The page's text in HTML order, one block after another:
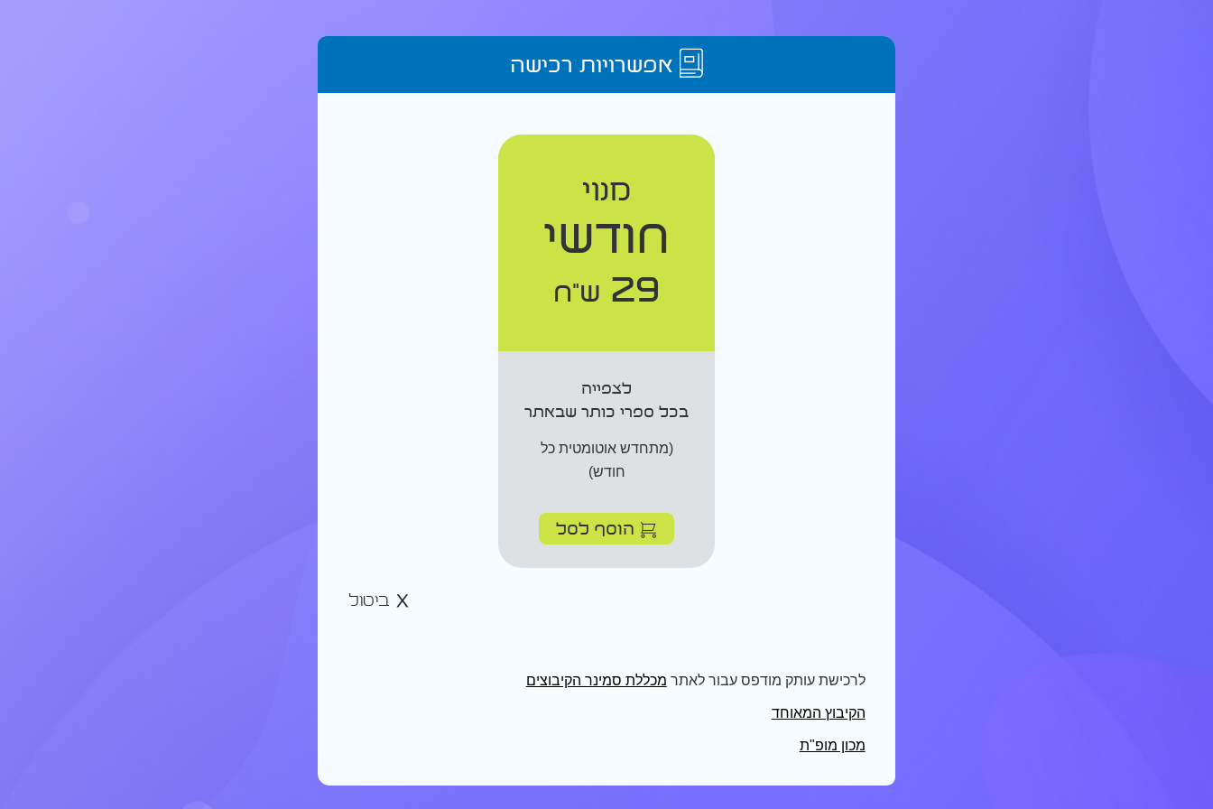
אפשרויות רכישה
מנוי
חודשי
29 ש"ח
לצפייה
בכל ספרי כותר שבאתר
(מתחדש אוטומטית כל
חודש)
הוסף לסל
ביטול
לרכישת עותק מודפס עבור לאתר מכללת סמינר הקיבוצים
הקיבוץ המאוחד
מכון מופ"ת